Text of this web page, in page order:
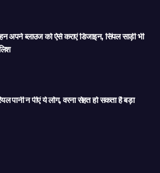
अपने ब्लाउज को ऐसे कराएं डिजाइन, सिंपल साड़ी भी
पानी न पीएं ये लोग, वरना सेहत हो सकता है बड़ा